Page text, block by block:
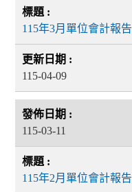
115年3月單位會計報告
115-04-09
115-03-11
115年2月單位會計報告